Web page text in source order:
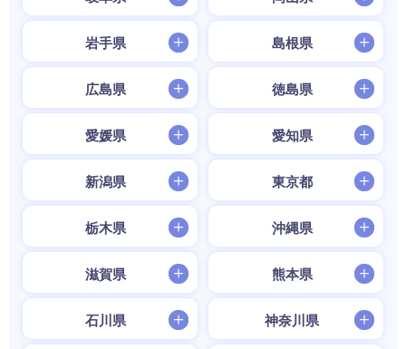
岩手県 島根県
広島県 徳島県
愛媛県 愛知県
新潟県 東京都
栃木県 沖縄県
滋賀県 熊本県
石川県 神奈川県